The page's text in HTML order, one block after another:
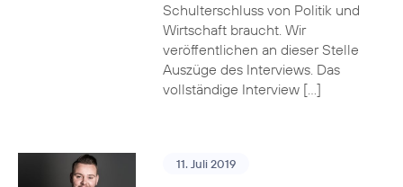
Schulterschluss von Politik und
Wirtschaft braucht. Wir
veröffentlichen an dieser Stelle
Auszüge des Interviews. Das
vollständige Interview […]
11. Juli 2019